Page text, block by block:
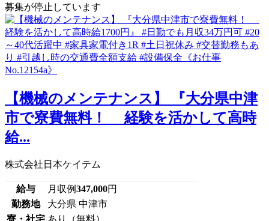
募集が停止しています
【機械のメンテナンス】 『大分県中津
市で寮費無料！ 経験を活かして高時
給...
株式会社日本ケイテム
給与 月収例347,000円
勤務地
大分県 中津市
寮・社宅 あり（無料）